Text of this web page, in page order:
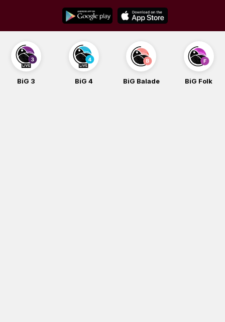
content
BiG 3 BiG 4 BiG Balade BiG Folk